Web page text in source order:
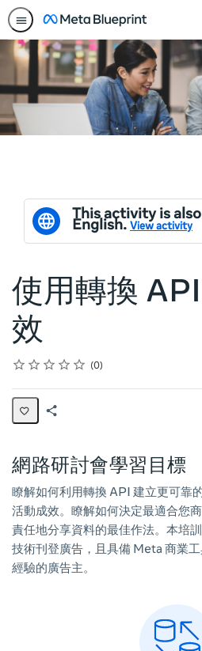
This activity is
English. View activity
使用轉換
效
Rating
1 star
2 stars
3 stars
4 stars
5 stars
Average rating: 0 0
No reviews
網路研討會學習目標
瞭解如何利用轉換 API 建立更可靠
活動成效。瞭解如何決定最適合您
責任地分享資料的最佳作法。本培
技術刊登廣告，且具備 Meta 商業
經驗的廣告主。